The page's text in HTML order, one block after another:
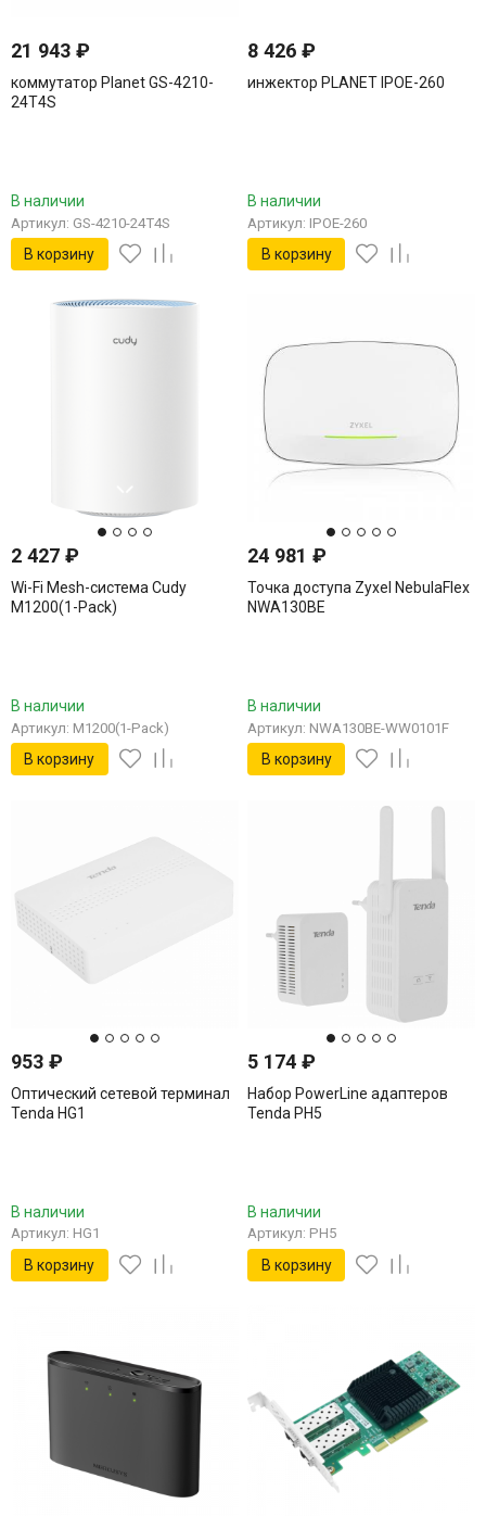
21 943 ₽
коммутатор Planet GS-4210-
24T4S
В наличии
Артикул: GS-4210-24T4S
В корзину
8 426₽
инжектор PLANET IPOE-260
В наличии
Артикул: IPOE-260
В корзину
2 427 ₽
Wi-Fi Mesh-система Cudy
M1200(1-Pack)
В наличии
Артикул: M1200(1-Pack)
В корзину
24 981₽
Точка доступа Zyxel NebulaFlex
NWA130BE
В наличии
Артикул: NWA130BE-WW0101F
В корзину
953 ₽
Оптический сетевой терминал
Tenda HG1
В наличии
Артикул: HG1
В корзину
5 174₽
Набор PowerLine адаптеров
Tenda PH5
В наличии
Артикул: PH5
В корзину